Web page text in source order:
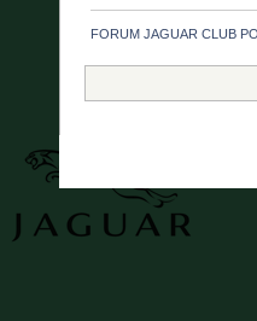
FORUM JAGUAR CLUB